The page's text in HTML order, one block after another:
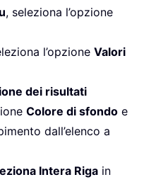
, seleziona l’opzione
l’opzione Valori
dei risultati
Colore di sfondo e
dall’elenco a
Intera Riga in